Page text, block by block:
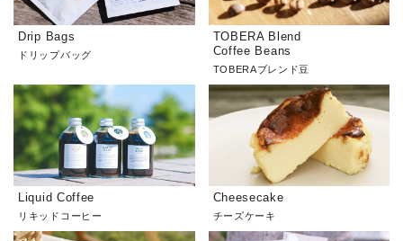
Drip Bags
ドリップバッグ
TOBERA Blend
Coffee Beans
TOBERAブレンド豆
Liquid Coffee
リキッドコーヒー
Cheesecake
チーズケーキ